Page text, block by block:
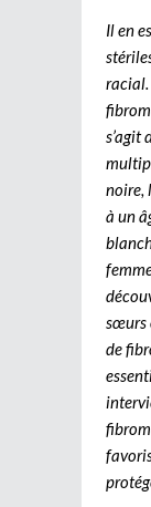
Il en
s’agit
noire,
à un
sœurs
de